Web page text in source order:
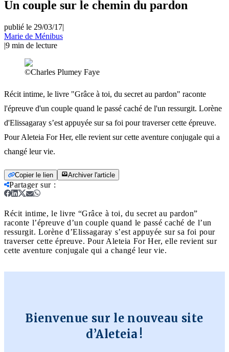
Un couple sur le chemin du pardon
publié le 29/03/17|
Marie de Ménibus
|9 min de lecture
©Charles Plumey Faye
Récit intime, le livre "Grâce à toi, du secret au pardon" raconte
l'épreuve d'un couple quand le passé caché de l'un ressurgit. Lorène
d'Elissagaray s’est appuyée sur sa foi pour traverser cette épreuve.
Pour Aleteia For Her, elle revient sur cette aventure conjugale qui a
changé leur vie.
Copier le lien Archiver l'article
Partager sur:
Récit intime, le livre “Grâce à toi, du secret au pardon”
raconte l’épreuve d’un couple quand le passé caché de l’un
ressurgit. Lorène d’Elissagaray s’est appuyée sur sa foi pour
traverser cette épreuve. Pour Aleteia For Her, elle revient sur
cette aventure conjugale qui a changé leur vie.
Bienvenue sur le nouveau site
d’Aleteia !